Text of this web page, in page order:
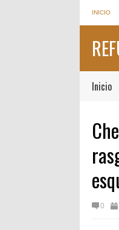
INICIO
Inicio
0